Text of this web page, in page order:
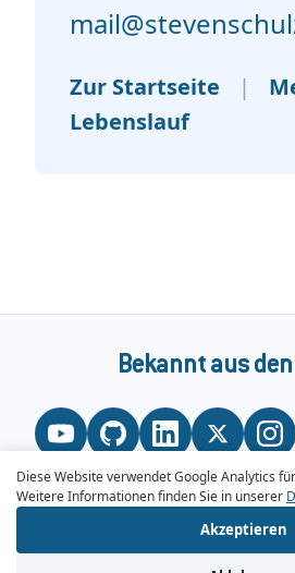
Zur Startseite |
Lebenslauf
Bekannt aus
AGB / Impressum•
Diese Website verwendet Google Analytics
Weitere Informationen finden Sie in unserer
Akzeptieren